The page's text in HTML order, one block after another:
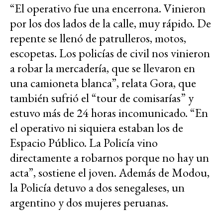
“El operativo fue una encerrona. Vinieron
por los dos lados de la calle, muy rápido. De
repente se llenó de patrulleros, motos,
escopetas. Los policías de civil nos vinieron
a robar la mercadería, que se llevaron en
una camioneta blanca”, relata Gora, que
también sufrió el “tour de comisarías” y
estuvo más de 24 horas incomunicado. “En
el operativo ni siquiera estaban los de
Espacio Público. La Policía vino
directamente a robarnos porque no hay un
acta”, sostiene el joven. Además de Modou,
la Policía detuvo a dos senegaleses, un
argentino y dos mujeres peruanas.